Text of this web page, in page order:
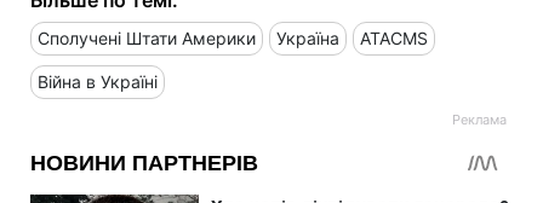
Сполучені Штати Америки Україна ATACMS
Війна в Україні